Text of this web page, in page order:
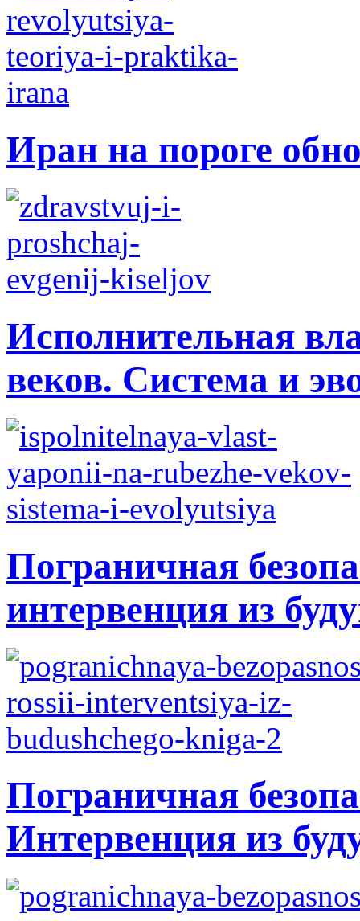
Иран на пороге
Исполнительная
веков. Система и
Пограничная
интервенция из
Пограничная
Интервенция из